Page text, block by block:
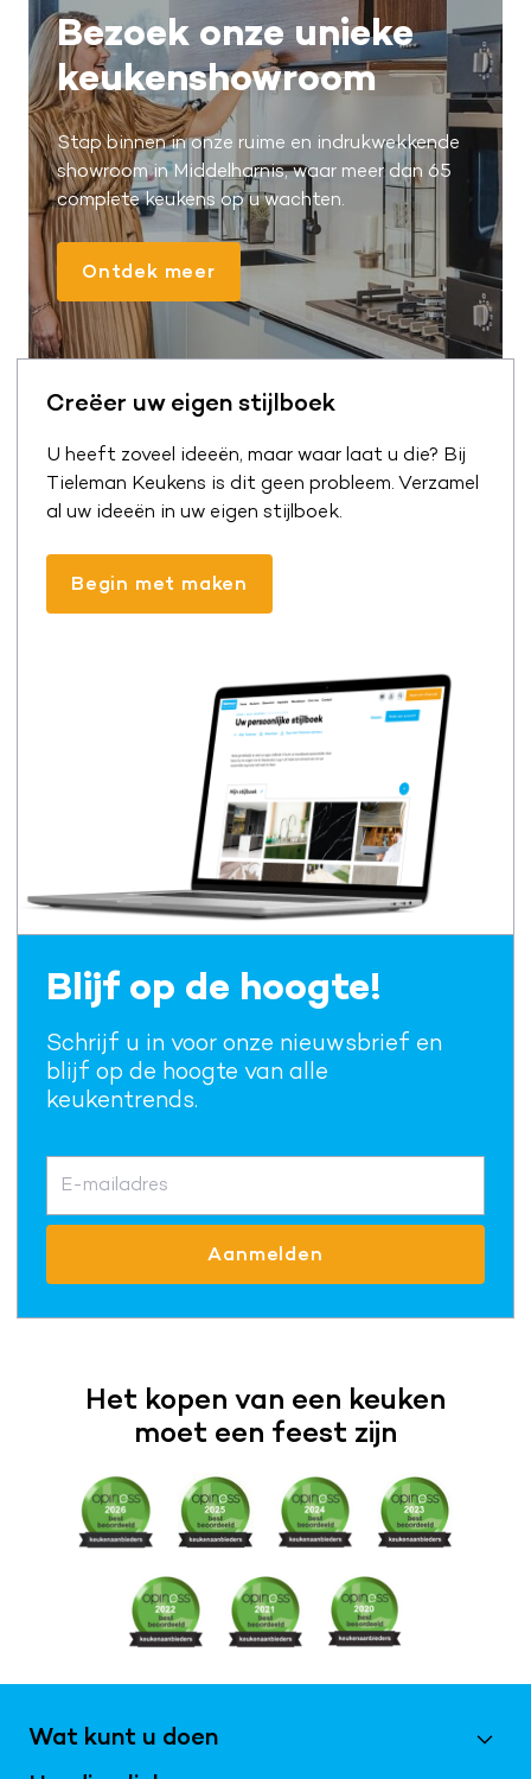
Bezoek onze unieke
keukenshowroom
Stap binnen in onze ruime en indrukwekkende
showroom in Middelharnis, waar meer dan 65
complete keukens op u wachten.
Ontdek meer
Creëer uw eigen stijlboek
U heeft zoveel ideeën, maar waar laat u die? Bij
Tieleman Keukens is dit geen probleem. Verzamel
al uw ideeën in uw eigen stijlboek.
Begin met maken
Blijf op de hoogte!
Schrijf u in voor onze nieuwsbrief en
blijf op de hoogte van alle
keukentrends.
E-mailadres
Aanmelden
Het kopen van een keuken
moet een feest zijn
Wat kunt u doen